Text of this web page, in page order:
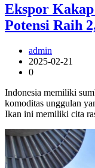
Ekspor
Potensi Raih
admin
2025-02-21
0
Indonesia memiliki
komoditas unggulan
Ikan ini memiliki cita